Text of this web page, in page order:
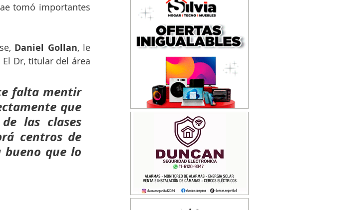
tomó importantes
Daniel Gollan, le
Dr, titular del área
falta mentir
que
las clases
centros de
bueno que lo